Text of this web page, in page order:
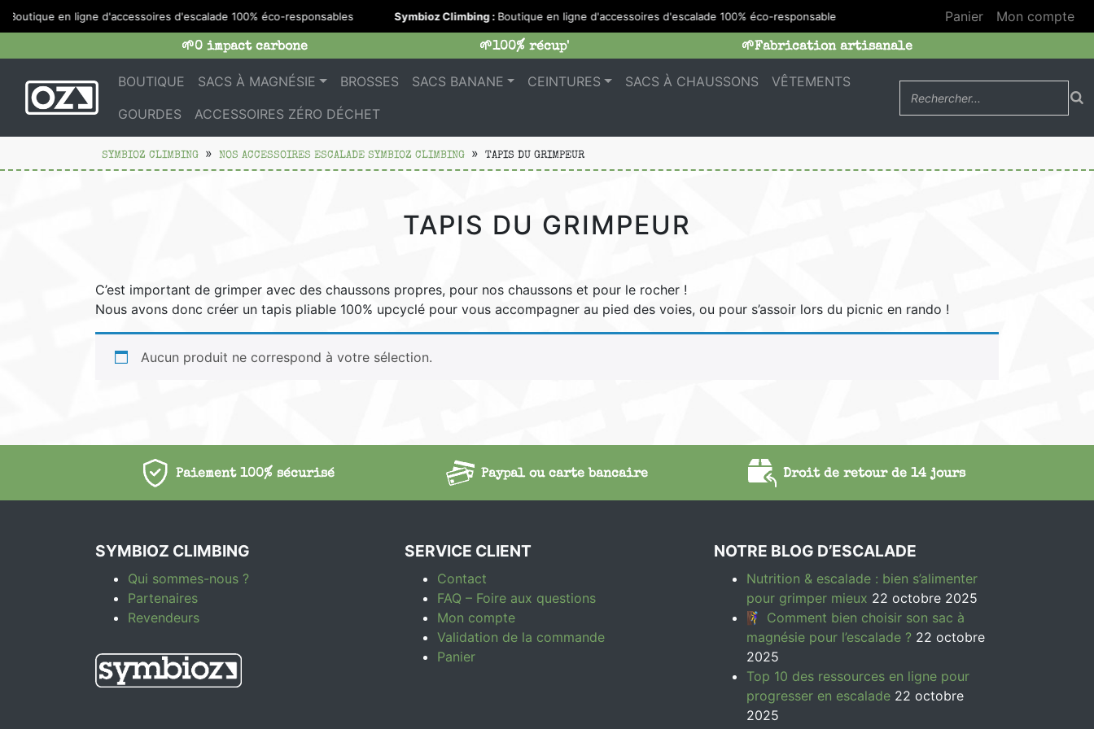
Boutique en ligne d'accessoires d'escalade 100% éco-responsables Symbioz Climbing :Boutique en ligne d'accessoires d'escalade 100% éco-responsables Panier
Mon compte
🌱0 impact carbone
🌱100% récup' 🌱Fabrication artisanale
BOUTIQUE SACS À MAGNÉSIE BROSSES SACS BANANE CEINTURES SACS À CHAUSSONS
VÊTEMENTS
GOURDES
ACCESSOIRES ZÉRO DÉCHET
SYMBIOZ CLIMBING NOS ACCESSOIRES ESCALADE SYMBIOZ CLIMBING TAPIS DU GRIMPEUR
TAPIS DU GRIMPEUR
C’est important de grimper avec des chaussons propres, pour nos chaussons et pour le rocher !
Nous avons donc créer un tapis pliable 100% upcyclé pour vous accompagner au pied des voies, ou pour s’assoir lors du picnic en rando !
Aucun produit ne correspond à votre sélection.
Paiement 100% sécurisé Paypal ou carte bancaire Droit de retour de 14 jours
SYMBIOZ CLIMBING
Qui sommes-nous ?
Partenaires
Revendeurs
SERVICE CLIENT
Contact
FAQ – Foire aux questions
Mon compte
Validation de la commande
Panier
NOTRE BLOG D’ESCALADE
Nutrition & escalade : bien s’alimenter
pour grimper mieux 22 octobre 2025
🧗‍♀️ Comment bien choisir son sac à
magnésie pour l’escalade ? 22 octobre
2025
Top 10 des ressources en ligne pour
progresser en escalade 22 octobre
2025